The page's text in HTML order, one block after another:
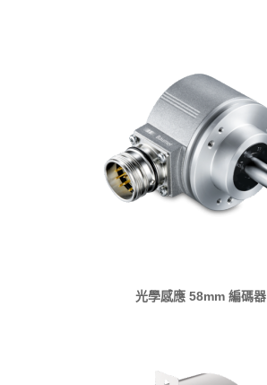
光學感應 58mm 編碼器